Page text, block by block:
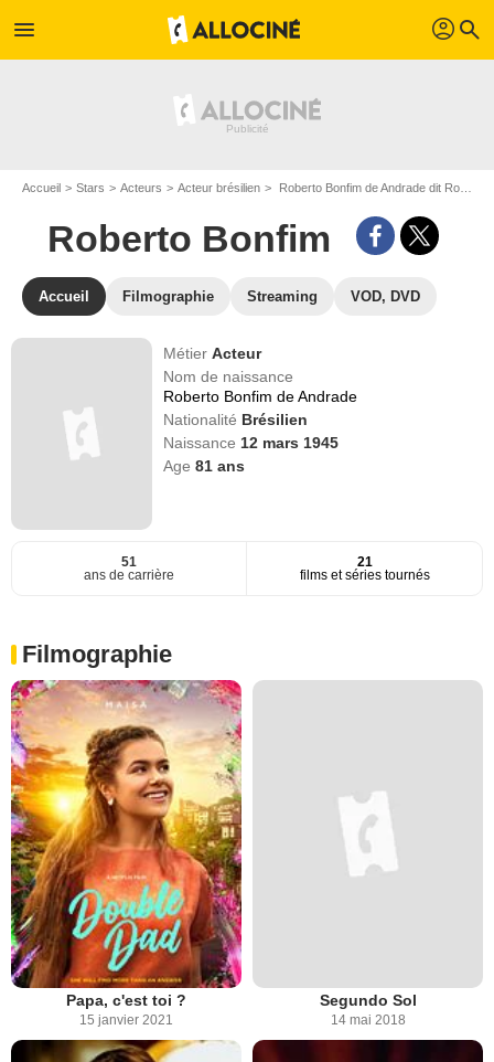
menu profil search
Accueil Stars Acteurs Acteur brésilien Roberto Bonfim de Andrade dit Roberto Bonfim
Roberto Bonfim
Accueil Filmographie Streaming VOD, DVD
MétierActeur
Nom de naissance
Roberto Bonfim de Andrade
Nationalité Brésilien
Naissance 12 mars 1945
Age81 ans
51
ans de carrière
21
films et séries tournés
Filmographie
Papa, c'est toi ?
15 janvier 2021
Segundo Sol
14 mai 2018